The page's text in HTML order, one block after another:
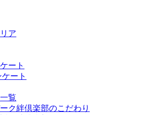
ア
ート
ート
覧
ク絆倶楽部のこだわり